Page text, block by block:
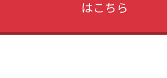
はこちら